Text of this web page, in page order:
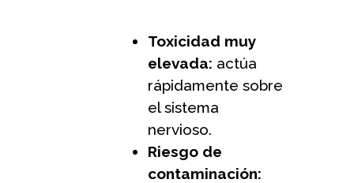
Toxicidad muy
elevada: actúa
rápidamente sobre
el sistema
nervioso.
Riesgo de
contaminación: